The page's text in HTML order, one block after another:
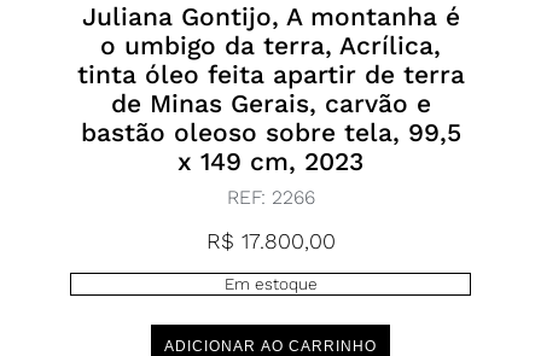
Juliana Gontijo, A montanha é
o umbigo da terra, Acrílica,
tinta óleo feita apartir de terra
de Minas Gerais, carvão e
bastão oleoso sobre tela, 99,5
x 149 cm, 2023
REF: 2266
R$ 17.800,00
Em estoque
ADICIONAR AO CARRINHO